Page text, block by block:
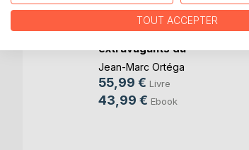
Les contes
extravagants du
peintre(...)
Jean-Marc Ortéga
55,99 € Livre
43,99 € Ebook
TOUT ACCEPTER